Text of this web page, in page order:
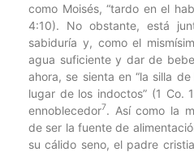
como Moisés, “tardo en el
4:10). No obstante, está
sabiduría y, como el
agua suficiente y dar de
ahora, se sienta en “la silla
lugar de los indoctos” (1 Co.
ennoblecedor7. Así como la
de ser la fuente de
su cálido seno, el padre